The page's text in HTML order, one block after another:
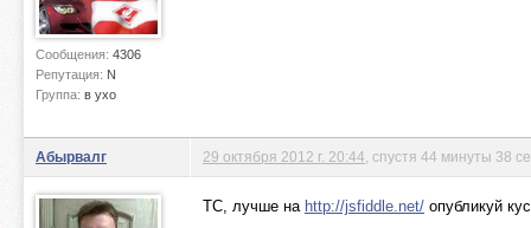
Сообщения: 4306
Репутация: N
Группа: в ухо
Абырвалг 29 октября 2012 г. 20:44 , спустя 44 минуты 38
ТС, лучше на http://jsfiddle.net/ опубликуй